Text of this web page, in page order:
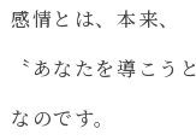
感情とは、本来、
〝あなたを導こう
なのです。